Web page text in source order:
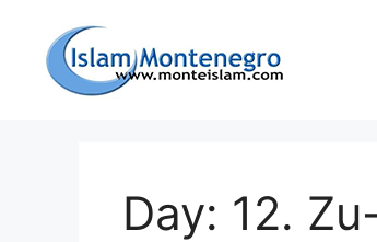
sadržaj
Day: 12.